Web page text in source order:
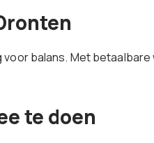
balans. Met
te doen